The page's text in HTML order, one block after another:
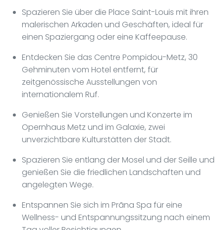
Spazieren Sie über die Place Saint-Louis mit ihren
malerischen Arkaden und Geschäften, ideal für
einen Spaziergang oder eine Kaffeepause.
Entdecken Sie das Centre Pompidou-Metz, 30
Gehminuten vom Hotel entfernt, für
zeitgenössische Ausstellungen von
internationalem Ruf.
Genießen Sie Vorstellungen und Konzerte im
Opernhaus Metz und im Galaxie, zwei
unverzichtbare Kulturstätten der Stadt.
Spazieren Sie entlang der Mosel und der Seille und
genießen Sie die friedlichen Landschaften und
angelegten Wege.
Entspannen Sie sich im Prãna Spa für eine
Wellness- und Entspannungssitzung nach einem